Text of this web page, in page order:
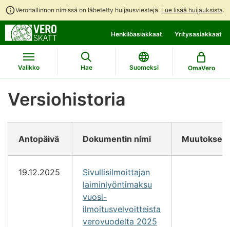
Verohallinnon nimissä on lähetetty huijausviestejä. Lue lisää huijauksista.
suoraan
sisältöön
koko
sivuston
hakuun
Henkilöasiakkaat Yritysasiakkaat
Valikko Hae Suomeksi OmaVero
Versiohistoria
Antopäivä Dokumentin nimi Muutokset
19.12.2025
Sivullisilmoittajan
laiminlyöntimaksu
vuosi-
ilmoitusvelvoitteista
verovuodelta 2025